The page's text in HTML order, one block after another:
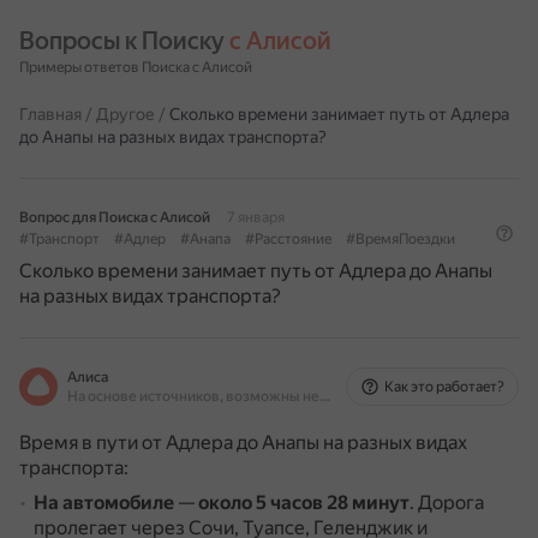
Вопросы к Поиску с Алисой
Примеры ответов Поиска с Алисой
Главная / Другое / Сколько времени занимает путь от Адлера
до Анапы на разных видах транспорта?
Вопрос для Поиска с Алисой
7 января
#Транспорт
#Адлер #Анапа #Расстояние #ВремяПоездки
Сколько времени занимает путь от Адлера до Анапы
на разных видах транспорта?
Алиса
На основе источников, возможны неточности
Как это работает?
Время в пути от Адлера до Анапы на разных видах
транспорта:
На автомобиле —около 5 часов 28 минут. Дорога
пролегает через Сочи, Туапсе, Геленджик и